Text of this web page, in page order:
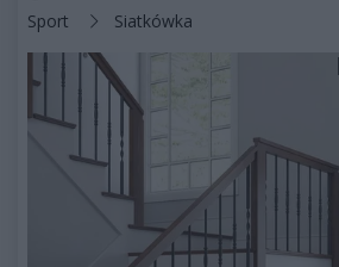
Kategorie artykułu:
Sport Siatkówka